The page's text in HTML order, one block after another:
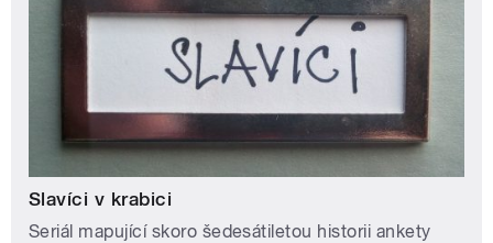
Slavíci v krabici
Seriál mapující skoro šedesátiletou historii ankety